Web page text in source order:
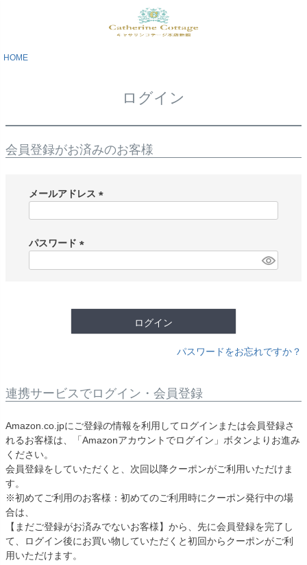
HOME
ログイン
会員登録がお済みのお客様
メールアドレス
)
パスワード
ログイン
パスワードをお忘れですか？
連携サービスでログイン・会員登録
Amazon.co.jpにご登録の情報を利用してログインまたは会員登録さ
れるお客様は、「Amazonアカウントでログイン」ボタンよりお進み
ください。
会員登録をしていただくと、次回以降クーポンがご利用いただけま
す。
※初めてご利用のお客様：初めてのご利用時にクーポン発行中の場
合は、
【まだご登録がお済みでないお客様】から、先に会員登録を完了し
て、ログイン後にお買い物していただくと初回からクーポンがご利
用いただけます。